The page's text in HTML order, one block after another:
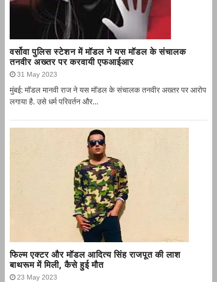
वर्सोवा पुलिस स्टेशन में मॉडल ने यस मॉडल के संचालक
तनवीर अख्तर पर करवायी एफआईआर
31 May 2023
मुंबई: मॉडल मानवी राज ने यस मॉडल के संचालक तनवीर अख्तर पर आरोप
लगाया है. उसे धर्म परिवर्तन और...
फिल्म एक्टर और मॉडल आदित्य सिंह राजपूत की लाश
बाथरूम में मिली, कैसे हुई मौत
23 May 2023